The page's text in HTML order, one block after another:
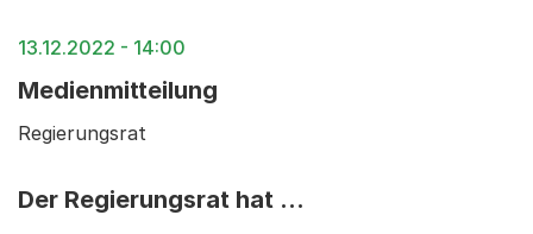
13.12.2022 - 14:00
Medienmitteilung
Regierungsrat
Der Regierungsrat hat …